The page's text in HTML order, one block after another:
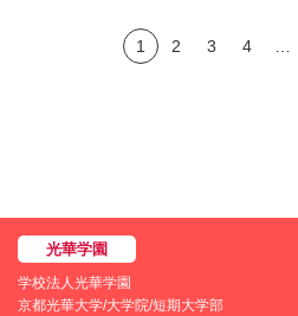
1 2 3 4
学校法人光華学園
京都光華大学/大学院/短期大学部